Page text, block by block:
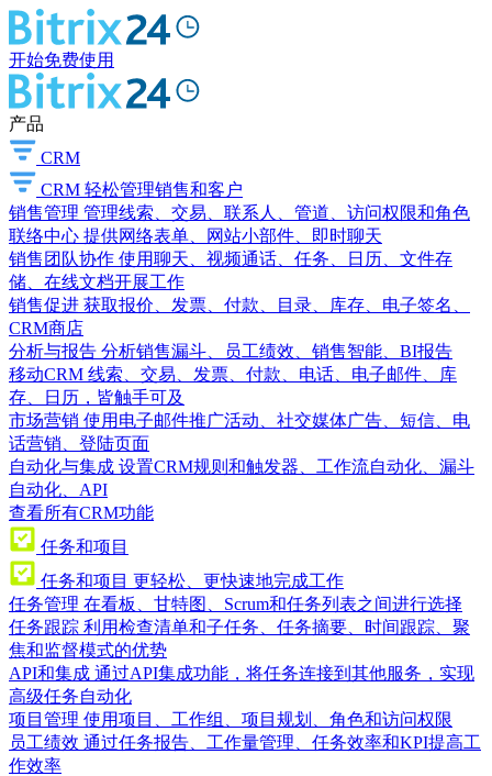
开始免费使用
产品
CRM
CRM 轻松管理销售和客户
销售管理 管理线索、交易、联系人、管道、访问权限和角色
联络中心 提供网络表单、网站小部件、即时聊天
销售团队协作 使用聊天、视频通话、任务、日历、文件存
储、在线文档开展工作
销售促进 获取报价、发票、付款、目录、库存、电子签名、
CRM商店
分析与报告 分析销售漏斗、员工绩效、销售智能、BI报告
移动CRM 线索、交易、发票、付款、电话、电子邮件、库
存、日历，皆触手可及
市场营销 使用电子邮件推广活动、社交媒体广告、短信、电
话营销、登陆页面
自动化与集成 设置CRM规则和触发器、工作流自动化、漏斗
自动化、API
查看所有CRM功能
任务和项目
任务和项目 更轻松、更快速地完成工作
任务管理 在看板、甘特图、Scrum和任务列表之间进行选择
任务跟踪 利用检查清单和子任务、任务摘要、时间跟踪、聚
焦和监督模式的优势
API和集成 通过API集成功能，将任务连接到其他服务，实现
高级任务自动化
项目管理 使用项目、工作组、项目规划、角色和访问权限
员工绩效 通过任务报告、工作量管理、任务效率和KPI提高工
作效率